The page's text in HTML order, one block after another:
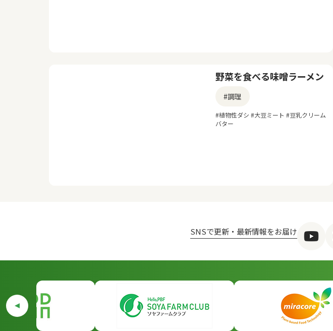
野菜を食べる味噌ラーメン
#調理
#植物性ダシ #大豆ミート #豆乳クリーム
バター
SNSで更新・最新情報をお届け